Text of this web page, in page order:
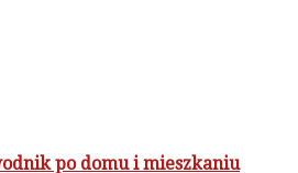
po domu i mieszkaniu